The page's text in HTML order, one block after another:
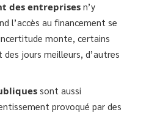
des entreprises n’y
l’accès au financement se
monte, certains
jours meilleurs, d’autres
sont aussi
provoqué par des